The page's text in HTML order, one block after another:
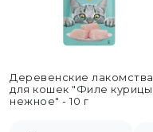
Деревенские лакомства
для кошек "Филе курицы
нежное" - 10 г